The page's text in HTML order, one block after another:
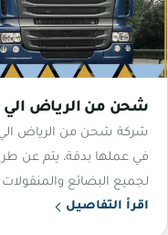
شحن من الرياض الي
شركة شحن من الرياض
في عملها بدقة، يتم عن
لجميع البضائع والمنقولات
اقرأ التفاصيل